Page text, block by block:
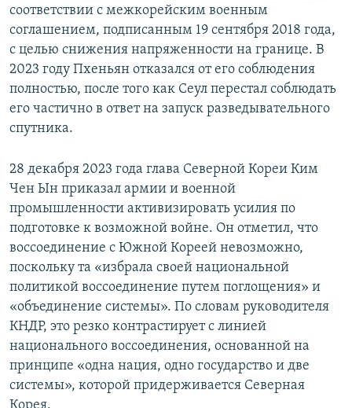
соответствии с межкорейским военным
соглашением, подписанным 19 сентября 2018 года,
с целью снижения напряженности на границе. В
2023 году Пхеньян отказался от его соблюдения
полностью, после того как Сеул перестал соблюдать
его частично в ответ на запуск разведывательного
спутника.
28 декабря 2023 года глава Северной Кореи Ким
Чен Ын приказал армии и военной
промышленности активизировать усилия по
подготовке к возможной войне. Он отметил, что
воссоединение с Южной Кореей невозможно,
поскольку та «избрала своей национальной
политикой воссоединение путем поглощения» и
«объединение системы». По словам руководителя
КНДР, это резко контрастирует с линией
национального воссоединения, основанной на
принципе «одна нация, одно государство и две
системы», которой придерживается Северная